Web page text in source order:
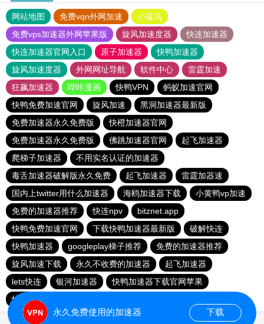
网站地图 免费vqn外网加速
小蓝鸟
免费vps加速器外网苹果版
旋风加速度器
快连加速器
快连加速器官网入口
原子加速器
快鸭加速器
旋风加速度器
外网网址导航 软件中心
雷霆加速
狂飙加速器
哔咔漫画 快鸭VPN
蚂蚁加速官网
快鸭免费加速官网
旋风加速
黑洞加速器最新版
免费加速器永久免费版
快橙加速器官网
免费加速器永久免费版
佛跳加速器官网
起飞加速器
爬梯子加速器
不用实名认证的加速器
毒舌加速器破解版永久免费
起飞加速器
雷霆加器速
国内上twitter用什么加速器
海鸥加速器下载
小黄鸭vp加速
免费的加速器推荐
快连npv
bitznet.app
快鸭免费加速官网
下载快鸭加速器最新版
破解快连
快鸭加速器
googleplay梯子推荐
免费的加速器推荐
旋风加速下载
永久不收费的加速器
起飞加速器
lets快连
银河加速器
快鸭加速器下载官网苹果
快鸭vp加速器
永久免费使用的加速器 下载